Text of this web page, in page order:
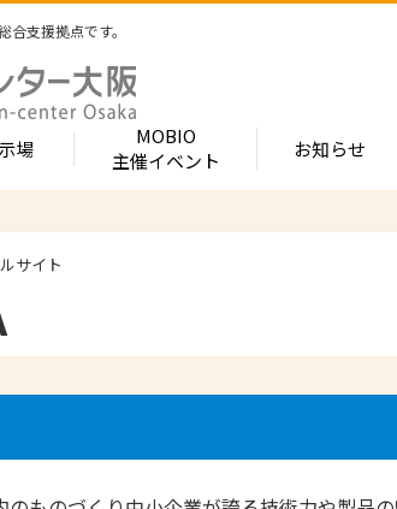
合支援拠点です。
ナビ
ション支援
MOBIOとは
- ものづくり中小
- 街パビOSAKA
）
場
設展示場
ついて
について
流れ
出展企業紹介
部品・部材
電子・光学
MOBIO
主催イベント
お知らせ
サイト